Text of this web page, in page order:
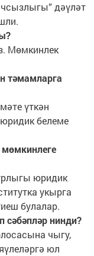
дәүләт
Мөмкинлек
тәмамларга
үткән
белеме
юридик
укырга
булалар.
сәбәпләр нинди?
чыгу,
юл